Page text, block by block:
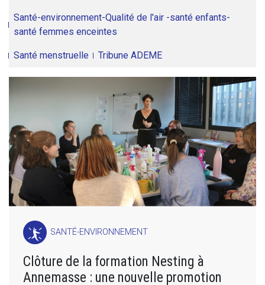
Santé-environnement-Qualité de l'air -santé enfants-
santé femmes enceintes
Santé menstruelle Tribune ADEME
SANTÉ-ENVIRONNEMENT
Clôture de la formation Nesting à
Annemasse : une nouvelle promotion